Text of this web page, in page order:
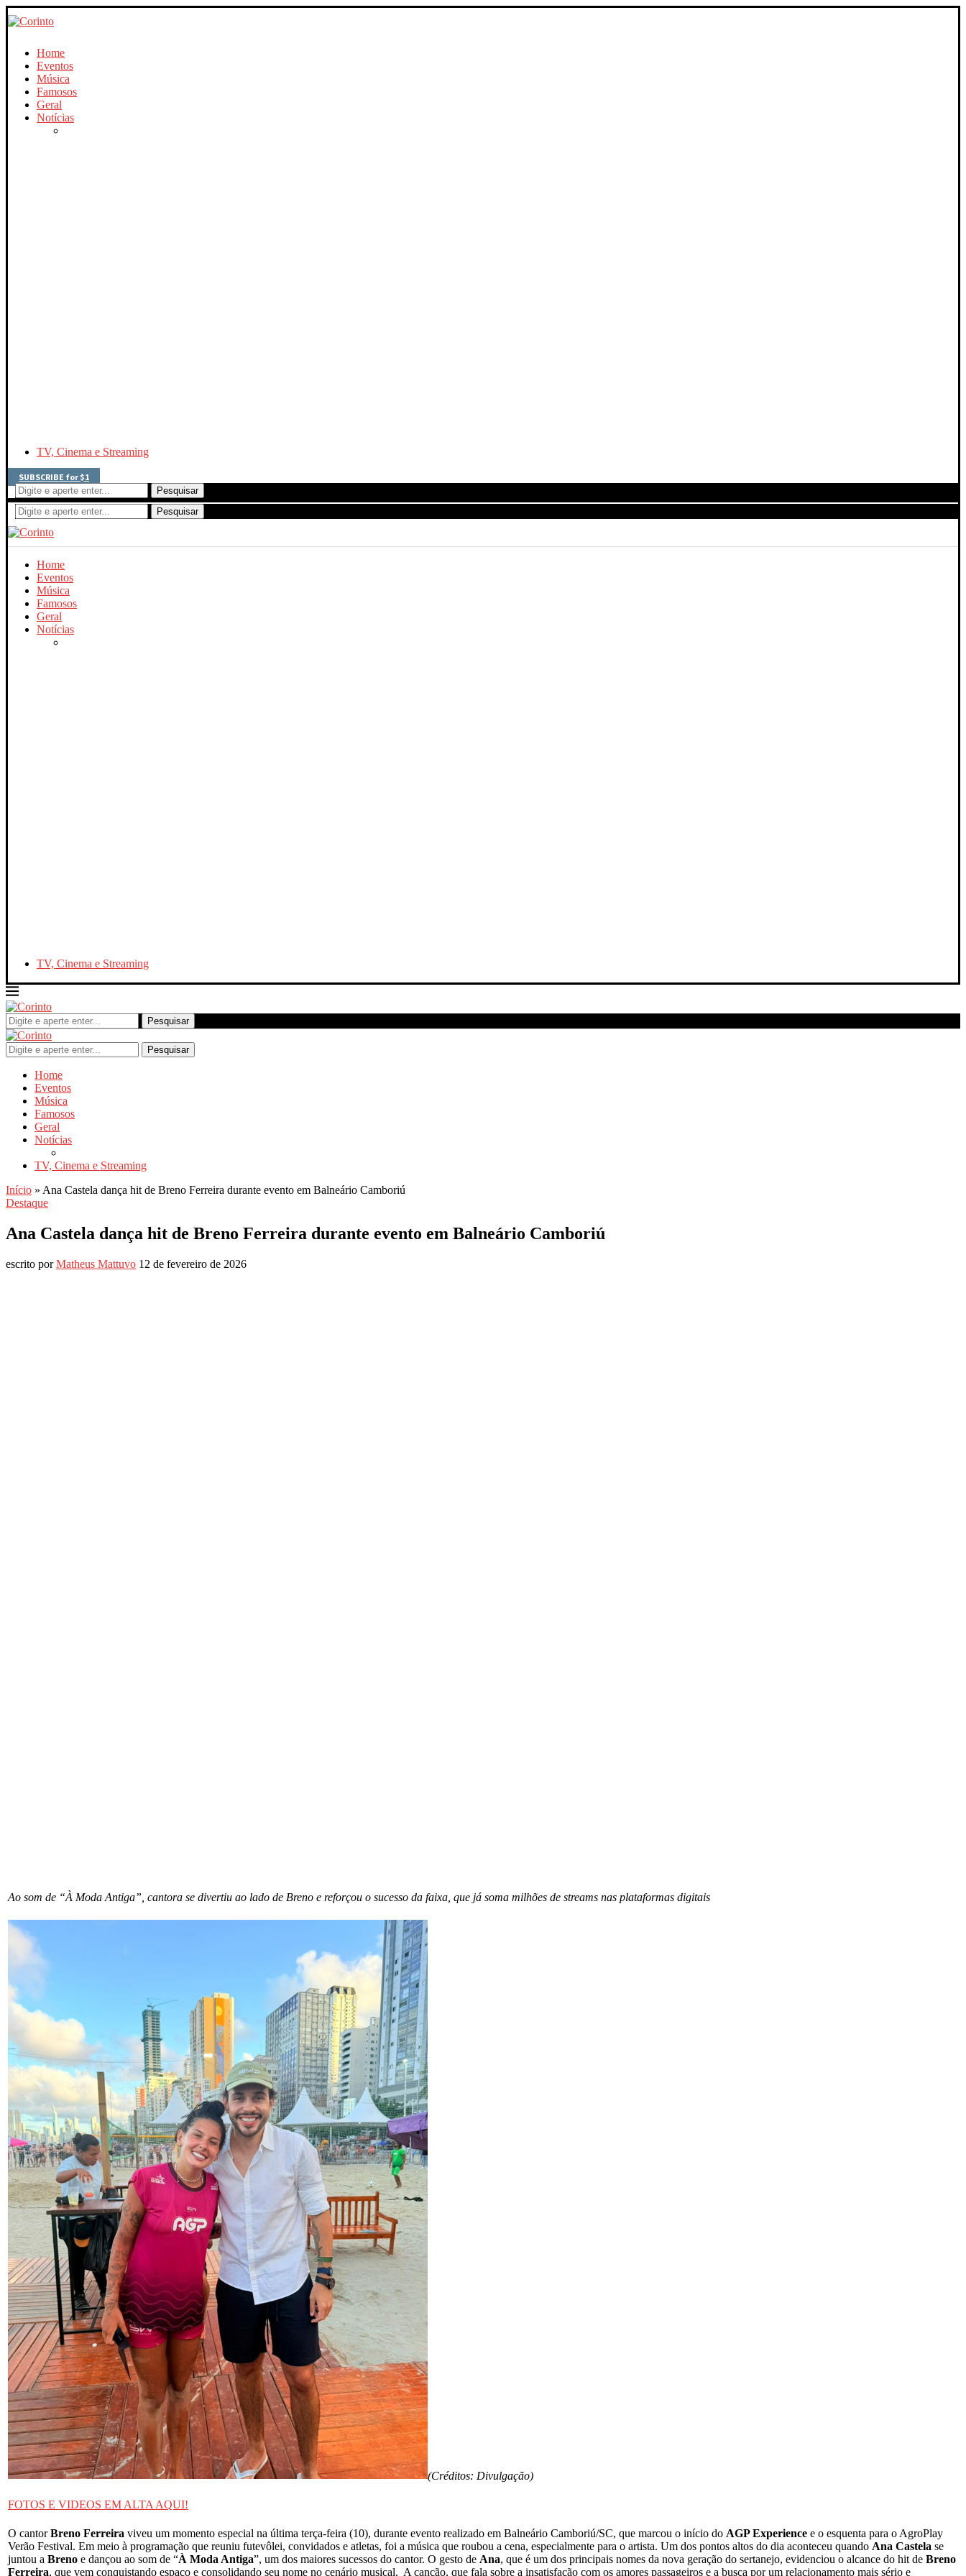
Home
Eventos
Música
Famosos
Geral
Notícias
TV, Cinema e Streaming
SUBSCRIBE for $1
Pesquisar
Pesquisar
Home
Eventos
Música
Famosos
Geral
Notícias
TV, Cinema e Streaming
Pesquisar
Pesquisar
Home
Eventos
Música
Famosos
Geral
Notícias
TV, Cinema e Streaming
Início » Ana Castela dança hit de Breno Ferreira durante evento em Balneário Camboriú
Destaque
Ana Castela dança hit de Breno Ferreira durante evento em Balneário Camboriú
escrito porMatheus Mattuvo 12 de fevereiro de 2026
Ao som de “À Moda Antiga”, cantora se divertiu ao lado de Breno e reforçou o sucesso da faixa, que já soma milhões de streams nas plataformas digitais
(Créditos: Divulgação)
FOTOS E VIDEOS EM ALTA AQUI!
O cantorBreno Ferreira viveu um momento especial na última terça-feira (10), durante evento realizado em Balneário Camboriú/SC, que marcou o início do AGP Experience e o esquenta para o AgroPlay
Verão Festival. Em meio à programação que reuniu futevôlei, convidados e atletas, foi a música que roubou a cena, especialmente para o artista. Um dos pontos altos do dia aconteceu quando Ana Castela se
juntou a Breno e dançou ao som de “À Moda Antiga”, um dos maiores sucessos do cantor. O gesto de Ana, que é um dos principais nomes da nova geração do sertanejo, evidenciou o alcance do hit de Breno
Ferreira, que vem conquistando espaço e consolidando seu nome no cenário musical. A canção, que fala sobre a insatisfação com os amores passageiros e a busca por um relacionamento mais sério e